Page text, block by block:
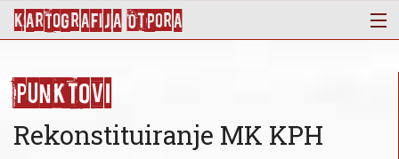
KArtoGrAFIJA OTPorA
Punktovi
Slojevi
Novosti
Punktovi
Rekonstituiranje MK KPH